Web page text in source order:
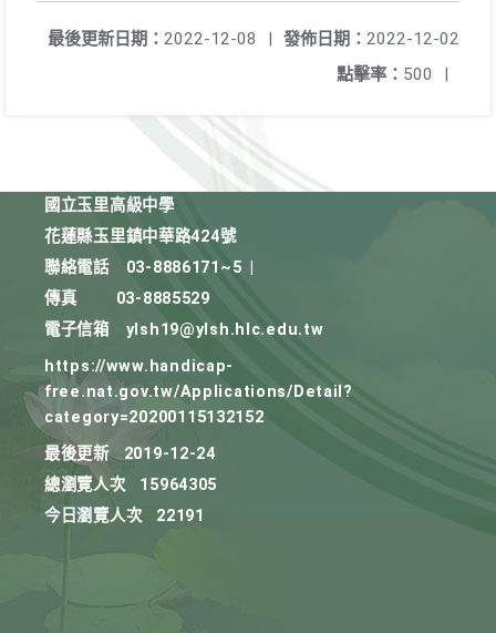
發佈日期： 2022-12-02
最後更新日期： 2022-12-08
|
點擊率： 500 |
國立玉里高級中學
花蓮縣玉里鎮中華路424號
聯絡電話
03-8886171~5
傳真
03-8885529
電子信箱
ylsh19@ylsh.hlc.edu.tw
https://www.handicap-
free.nat.gov.tw/Applications/Detail?
category=20200115132152
最後更新
2019-12-24
總瀏覽人次
15964305
今日瀏覽人次
22191